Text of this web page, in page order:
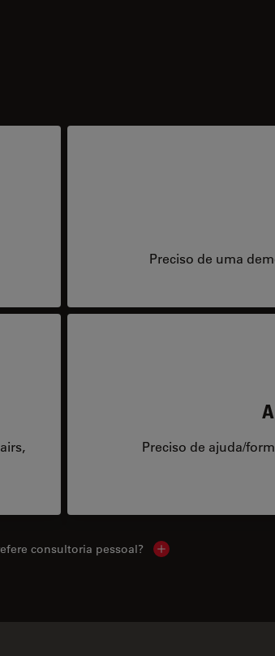
Preciso de uma
Preciso de ajuda/
consultoria pessoal? Show local contacts